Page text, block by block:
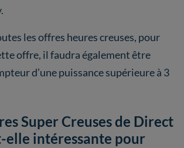
les offres heures creuses, pour
offre, il faudra également être
d’une puissance supérieure à 3
Super Creuses de Direct
elle intéressante pour